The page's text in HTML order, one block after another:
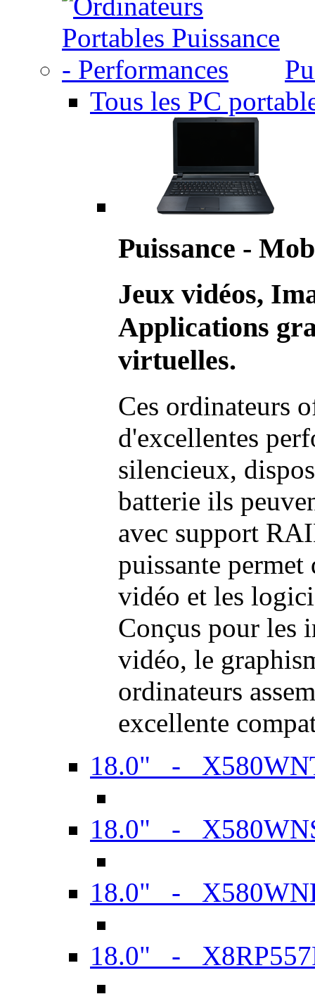
Tous les PC
Puissance -
Jeux vidéos,
Applications
virtuelles.
Ces ordinateurs
d'excellentes
silencieux,
batterie ils
avec support
puissante permet
vidéo et les
Conçus pour les
vidéo, le
ordinateurs
excellente
18.0" -
18.0" -
18.0" -
18.0" -